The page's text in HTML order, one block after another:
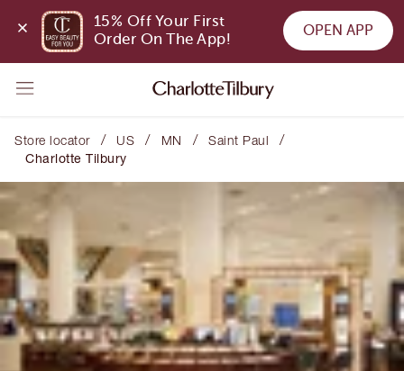
15% Off Your First
Order On The App!
OPEN APP
Store locator / US / MN / Saint Paul /
Charlotte Tilbury